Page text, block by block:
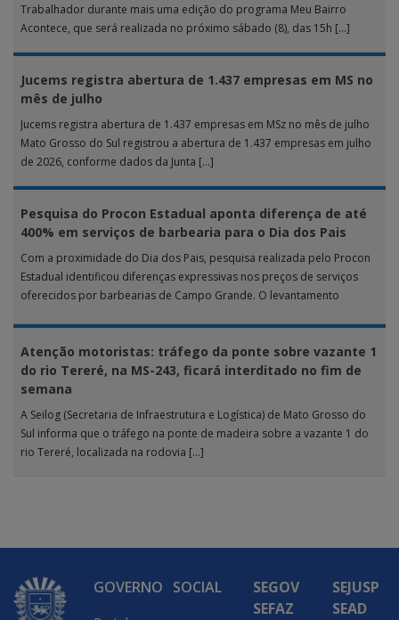
Trabalhador durante mais uma edição do programa Meu Bairro
Acontece, que será realizada no próximo sábado (8), das 15h […]
Jucems registra abertura de 1.437 empresas em MS no
mês de julho
Jucems registra abertura de 1.437 empresas em MSz no mês de julho
Mato Grosso do Sul registrou a abertura de 1.437 empresas em julho
de 2026, conforme dados da Junta […]
Pesquisa do Procon Estadual aponta diferença de até
400% em serviços de barbearia para o Dia dos Pais
Com a proximidade do Dia dos Pais, pesquisa realizada pelo Procon
Estadual identificou diferenças expressivas nos preços de serviços
oferecidos por barbearias de Campo Grande. O levantamento
Atenção motoristas: tráfego da ponte sobre vazante 1
do rio Tereré, na MS-243, ficará interditado no fim de
semana
A Seilog (Secretaria de Infraestrutura e Logística) de Mato Grosso do
Sul informa que o tráfego na ponte de madeira sobre a vazante 1 do
rio Tereré, localizada na rodovia […]
GOVERNO SOCIAL
SEGOV
SEFAZ
SEJUSP
SEAD